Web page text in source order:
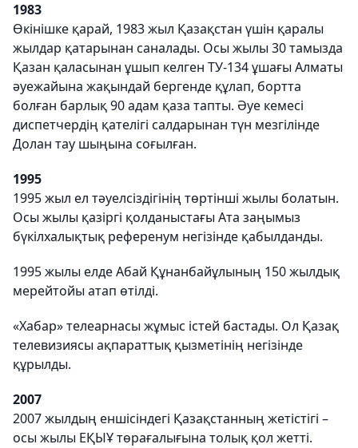
1983
Өкінішке қарай, 1983 жыл Қазақстан үшін қаралы
жылдар қатарынан саналады. Осы жылы 30 тамызда
Қазан қаласынан ұшып келген ТУ-134 ұшағы Алматы
әуежайына жақындай бергенде құлап, бортта
болған барлық 90 адам қаза тапты. Әуе кемесі
диспетчердің қателігі салдарынан түн мезгілінде
Долан тау шыңына соғылған.
1995
1995 жыл ел тәуелсіздігінің төртінші жылы болатын.
Осы жылы қазіргі қолданыстағы Ата заңымыз
бүкілхалықтық референум негізінде қабылданды.
1995 жылы елде Абай Құнанбайұлының 150 жылдық
мерейтойы атап өтілді.
«Хабар» телеарнасы жұмыс істей бастады. Ол Қазақ
телевизиясы ақпараттық қызметінің негізінде
құрылды.
2007
2007 жылдың еншісіндегі Қазақстанның жетістігі –
осы жылы ЕҚЫҰ төрағалығына толық қол жетті.